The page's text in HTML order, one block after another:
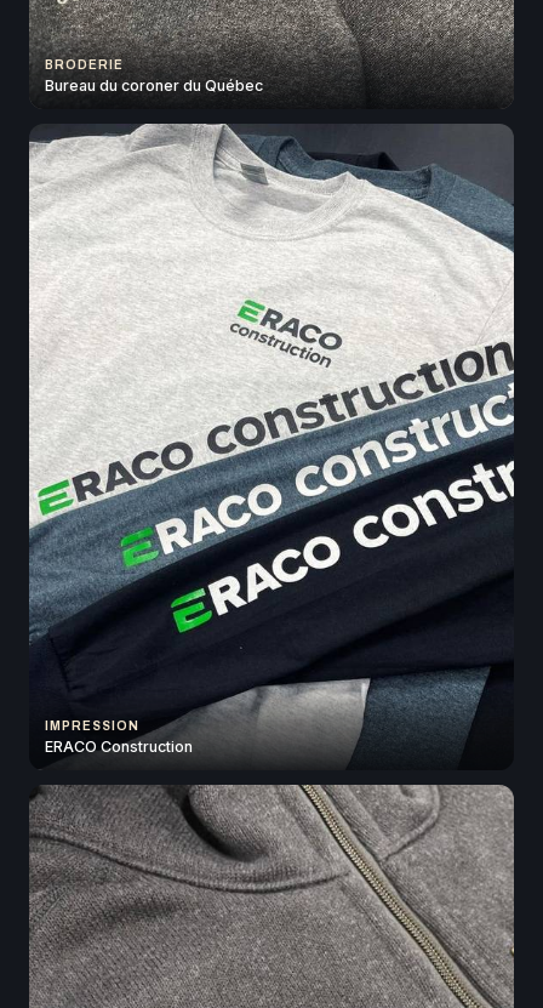
BRODERIE
Bureau du coroner du Québec
IMPRESSION
ERACO Construction